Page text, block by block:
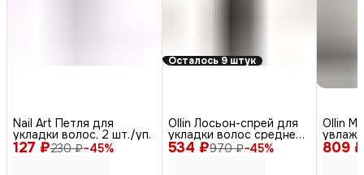
127 ₽230 ₽−45%
Nail Art Петля для
укладки волос, 2 шт./уп.
Осталось 9 штук
534 ₽970 ₽−45%
Ollin Лосьон-спрей для
укладки волос средней
фиксации / Style, 250 мл 809 ₽
Ollin
волос
Oil, 50